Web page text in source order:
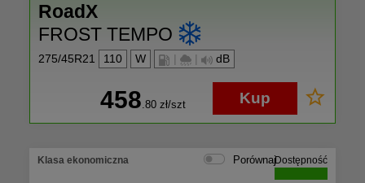
RoadX
FROST TEMPO
275/45R21 110 W | | dB
458 .80zł/szt Kup
Klasa ekonomiczna PorównajDostępność